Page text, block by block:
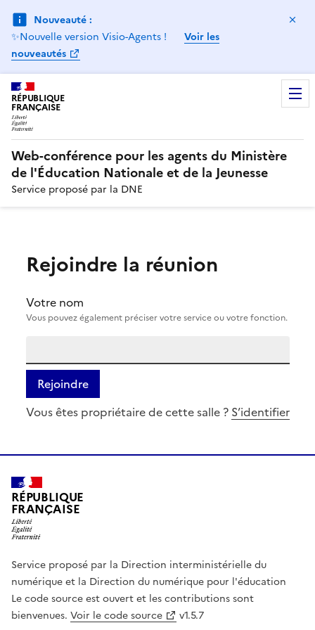
Nouveauté :
✨Nouvelle version Visio-Agents !
Voir les
nouveautés
RÉPUBLIQUE
FRANÇAISE
Web-conférence pour les agents du Ministère
de l'Éducation Nationale et de la Jeunesse
Service proposé par la DNE
Rejoindre la réunion
Votre nom
Vous pouvez également préciser votre service ou votre fonction.
Rejoindre
Vous êtes propriétaire de cette salle ? S’identifier
RÉPUBLIQUE
FRANÇAISE
Service proposé par la Direction interministérielle du
numérique et la Direction du numérique pour l'éducation
Le code source est ouvert et les contributions sont
bienvenues. Voir le code source v1.5.7